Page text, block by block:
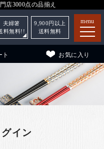
店3000点の品揃え
menu
ト お気に入り
夫婦箸
料無料!!
9,900 円以上
送料無料
イン